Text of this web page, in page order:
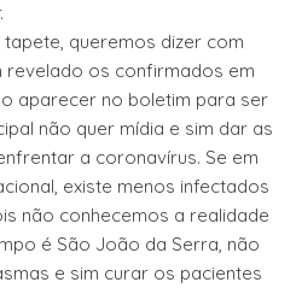
queremos dizer com
revelado os confirmados em
aparecer no boletim para ser
não quer mídia e sim dar as
a coronavírus. Se em
existe menos infectados
não conhecemos a realidade
é São João da Serra, não
e sim curar os pacientes